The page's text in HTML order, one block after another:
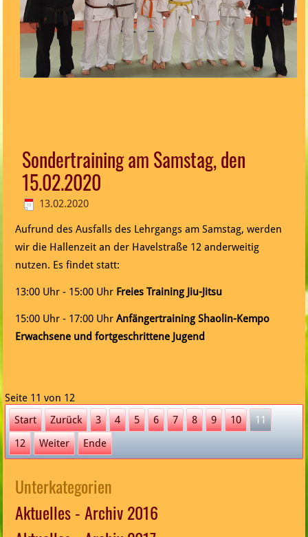
Sondertraining am Samstag, den
15.02.2020
13.02.2020
Aufrund des Ausfalls des Lehrgangs am Samstag, werden
wir die Hallenzeit an der Havelstraße 12 anderweitig
nutzen. Es findet statt:
13:00 Uhr - 15:00 Uhr Freies Training Jiu-Jitsu
15:00 Uhr - 17:00 UhrAnfängertraining Shaolin-Kempo
Erwachsene und fortgeschrittene Jugend
Seite 11 von 12
Start
Zurück 3 4 5 6 7 8 9 10
11
12
Weiter Ende
Unterkategorien
Aktuelles - Archiv 2016